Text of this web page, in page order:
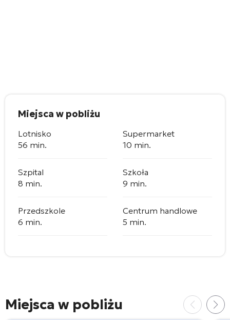
Miejsca w pobliżu
Lotnisko
56 min.
Supermarket
10 min.
Szpital
8 min.
Szkoła
9 min.
Przedszkole
6 min.
Centrum handlowe
5 min.
Miejsca w pobliżu